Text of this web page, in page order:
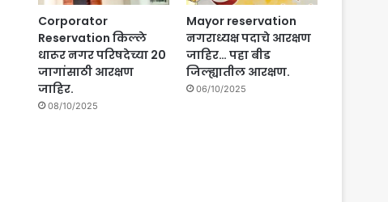
Corporator
Reservation किल्ले
धारूर नगर परिषदेच्या 20
जागांसाठी आरक्षण
जाहिर.
08/10/2025
Mayor reservation
नगराध्यक्ष पदाचे आरक्षण
जाहिर… पहा बीड
जिल्ह्यातील आरक्षण.
06/10/2025